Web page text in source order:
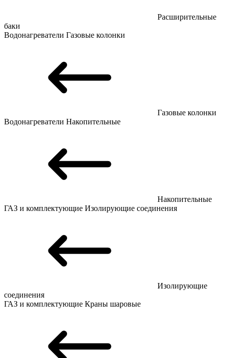
Расширительные
баки
Водонагреватели Газовые колонки
Газовые колонки
Водонагреватели Накопительные
Накопительные
ГАЗ и комплектующие Изолирующие соединения
Изолирующие
соединения
ГАЗ и комплектующие Краны шаровые